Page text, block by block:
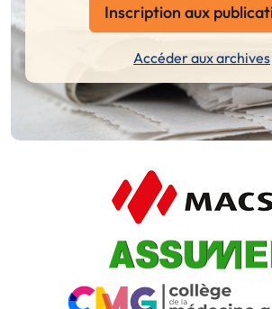
Inscription aux
Accéder aux archives